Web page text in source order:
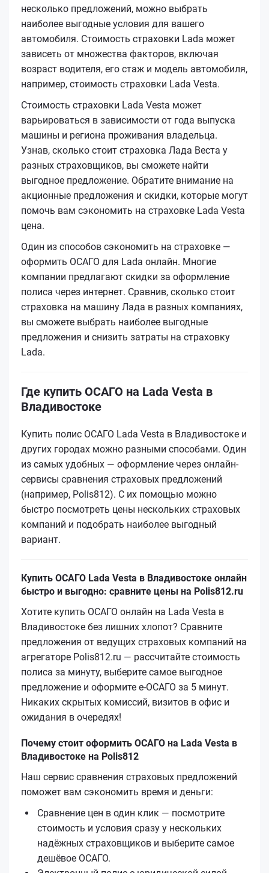
несколько предложений, можно выбрать
наиболее выгодные условия для вашего
автомобиля. Стоимость страховки Lada может
зависеть от множества факторов, включая
возраст водителя, его стаж и модель автомобиля,
например, стоимость страховки Lada Vesta.
Стоимость страховки Lada Vesta может
варьироваться в зависимости от года выпуска
машины и региона проживания владельца.
Узнав, сколько стоит страховка Лада Веста у
разных страховщиков, вы сможете найти
выгодное предложение. Обратите внимание на
акционные предложения и скидки, которые могут
помочь вам сэкономить на страховке Lada Vesta
цена.
Один из способов сэкономить на страховке —
оформить ОСАГО для Lada онлайн. Многие
компании предлагают скидки за оформление
полиса через интернет. Сравнив, сколько стоит
страховка на машину Лада в разных компаниях,
вы сможете выбрать наиболее выгодные
предложения и снизить затраты на страховку
Lada.
Где купить ОСАГО на Lada Vesta в
Владивостоке
Купить полис ОСАГО Lada Vesta в Владивостоке и
других городах можно разными способами. Один
из самых удобных — оформление через онлайн-
сервисы сравнения страховых предложений
(например, Polis812). С их помощью можно
быстро посмотреть цены нескольких страховых
компаний и подобрать наиболее выгодный
вариант.
Купить ОСАГО Lada Vesta в Владивостоке онлайн
быстро и выгодно: сравните цены на Polis812.ru
Хотите купить ОСАГО онлайн на Lada Vesta в
Владивостоке без лишних хлопот? Сравните
предложения от ведущих страховых компаний на
агрегаторе Polis812.ru — рассчитайте стоимость
полиса за минуту, выберите самое выгодное
предложение и оформите е‑ОСАГО за 5 минут.
Никаких скрытых комиссий, визитов в офис и
ожидания в очередях!
Почему стоит оформить ОСАГО на Lada Vesta в
Владивостоке на Polis812
Наш сервис сравнения страховых предложений
поможет вам сэкономить время и деньги:
Сравнение цен в один клик — посмотрите
стоимость и условия сразу у нескольких
надёжных страховщиков и выберите самое
дешёвое ОСАГО.